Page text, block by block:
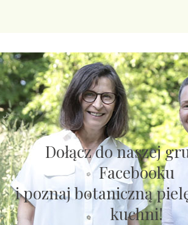
Dołącz do naszej
Facebooku
i poznaj botaniczną
kuchni!